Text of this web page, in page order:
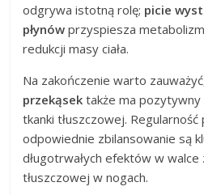
odgrywa istotną rolę; picie
płynów przyspiesza
redukcji masy ciała.
Na zakończenie warto
przekąsek także ma pozytywny
tkanki tłuszczowej. Regularność
odpowiednie zbilansowanie są
długotrwałych efektów w walce
tłuszczowej w nogach.